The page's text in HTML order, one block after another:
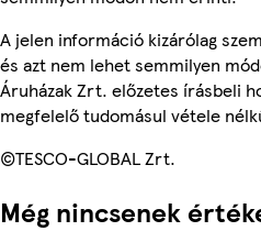
A jelen információ kizárólag
és azt nem lehet semmilyen
Áruházak Zrt. előzetes írásbeli
megfelelő tudomásul vétele
©TESCO-GLOBAL Zrt.
Még nincsenek